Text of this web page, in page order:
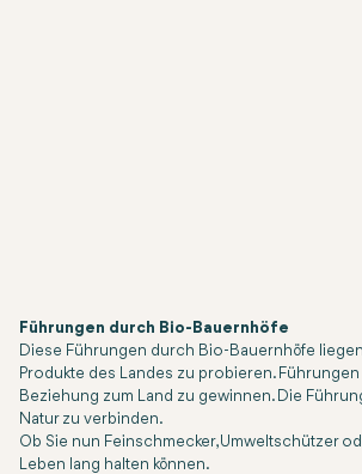
Führungen durch Bio-Bauernhöfe
Diese Führungen durch Bio-Bauernhöfe
Produkte des Landes zu probieren.
Beziehung zum Land zu gewinnen. Die
Natur zu verbinden.
Ob Sie nun Feinschmecker, Umweltschützer
Leben lang halten können.